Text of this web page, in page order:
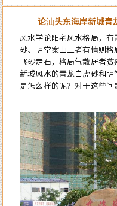
论汕头东海岸新城青
风水学论阳宅风水格局，
砂、明堂案山三者有情则
飞砂走石，格局气散居者
新城风水的青龙白虎砂和
是怎么样的呢？对于这些